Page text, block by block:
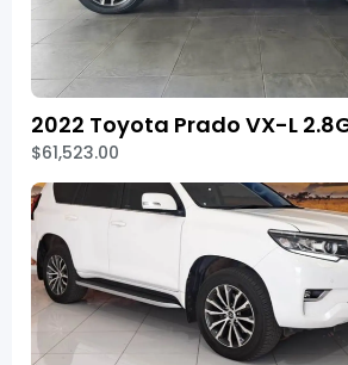
2022 Toyota Prado VX-L
$61,523.00